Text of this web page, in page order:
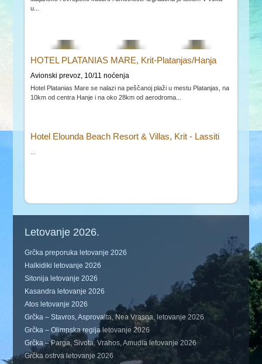
u...
HOTEL PLATANIAS MARE, Krit-Platanjas/Hanja
Avionski prevoz, 10/11 noćenja
Hotel Platanias Mare se nalazi na peščanoj plaži u mestu Platanjas, na
10km od centra Hanje i na oko 28km od aerodroma...
Hotel Elounda Beach Resort & Villas, Krit - Lassiti
Letovanje 2026.
Grčka preporuka letovanje 2026
Halkidiki letovanje 2026
Sitonija letovanje 2026
Kasandra letovanje 2026
Atos letovanje 2026
Grčka – Stavros, Asprovalta, Nea Vrasna, letovanje 2026
Grčka – Olimpska regija letovanje 2026
Grčka – Parga, Sivota, Vrahos, Amudia letovanje 2026
Grčka ostrva letovanje 2026